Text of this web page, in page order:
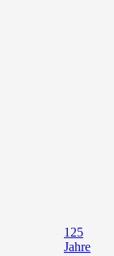
125
Jahre